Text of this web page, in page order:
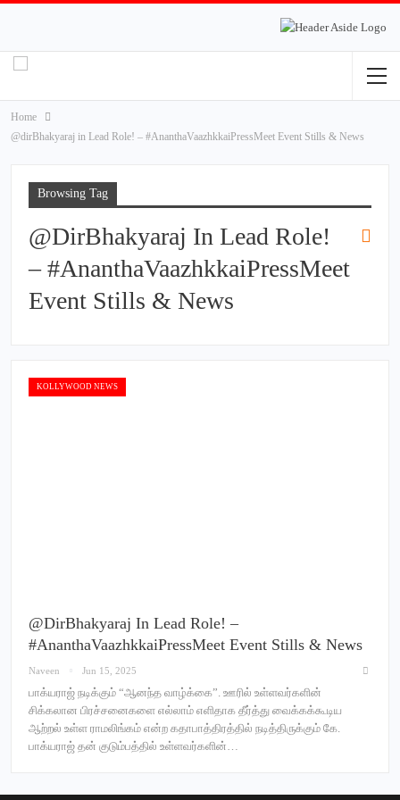
Home
@dirBhakyaraj in Lead Role! – #AnanthaVaazhkkaiPressMeet Event Stills & News
Browsing Tag
@dirBhakyaraj In Lead Role!
– #AnanthaVaazhkkaiPressMeet
Event Stills & News
KOLLYWOOD NEWS
@dirBhakyaraj In Lead Role! –
#AnanthaVaazhkkaiPressMeet Event Stills & News
Naveen Jun 15, 2025
பாக்யராஜ் நடிக்கும் “ஆனந்த வாழ்க்கை”. ஊரில் உள்ளவர்களின்
சிக்கலான பிரச்சனைகளை எல்லாம் எளிதாக தீர்த்து வைக்கக்கூடிய
ஆற்றல் உள்ள ராமலிங்கம் என்ற கதாபாத்திரத்தில் நடித்திருக்கும் கே.
பாக்யராஜ் தன் குடும்பத்தில் உள்ளவர்களின்…